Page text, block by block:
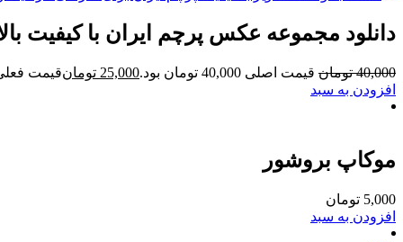
دانلود مجموعه عکس پرچم ایران با کیفیت
40,000 تومان قیمت اصلی 40,000 تومان بود. 25,000 تومانقیمت فعلی 25,000
افزودن به سبد
موکاپ بروشور
5,000 تومان
افزودن به سبد